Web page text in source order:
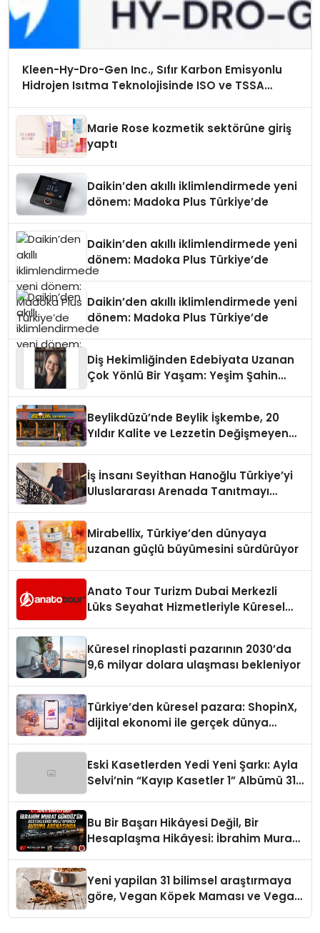
Kleen-Hy-Dro-Gen Inc., Sıfır Karbon Emisyonlu
Hidrojen Isıtma Teknolojisinde ISO ve TSSA
Marie Rose kozmetik sektörüne giriş
yaptı
Daikin’den akıllı iklimlendirmede yeni
dönem: Madoka Plus Türkiye’de
Daikin’den akıllı iklimlendirmede yeni
dönem: Madoka Plus Türkiye’de
Daikin’den akıllı iklimlendirmede yeni
dönem: Madoka Plus Türkiye’de
Diş Hekimliğinden Edebiyata Uzanan
Çok Yönlü Bir Yaşam: Yeşim Şahin
Beylikdüzü’nde Beylik İşkembe, 20
Yıldır Kalite ve Lezzetin Değişmeyen
İş İnsanı Seyithan Hanoğlu Türkiye’yi
Uluslararası Arenada Tanıtmayı
Mirabellix, Türkiye’den dünyaya
uzanan güçlü büyümesini sürdürüyor
Anato Tour Turizm Dubai Merkezli
Lüks Seyahat Hizmetleriyle Küresel
Küresel rinoplasti pazarının 2030’da
9,6 milyar dolara ulaşması bekleniyor
Türkiye’den küresel pazara: ShopinX,
dijital ekonomi ile gerçek dünya
Eski Kasetlerden Yedi Yeni Şarkı: Ayla
Selvi’nin “Kayıp Kasetler 1” Albümü 31
Bu Bir Başarı Hikâyesi Değil, Bir
Hesaplaşma Hikâyesi: İbrahim Murat
Yeni yapilan 31 bilimsel araştırmaya
göre, Vegan Köpek Maması ve Vegan